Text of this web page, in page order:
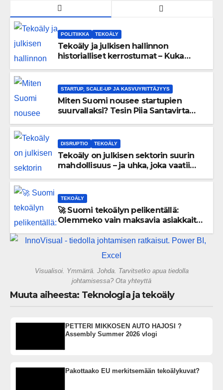
POLITIIKKA TEKOÄLY
Tekoäly ja julkisen hallinnon
historialliset kerrostumat – Kuka
STARTUP, SCALE-UP JA KASVUYRITTÄJYYS
Miten Suomi nousee startupien
suurvallaksi? Tesin Piia Santavirta
DISRUPTIO TEKOÄLY
Tekoäly on julkisen sektorin suurin
mahdollisuus – ja uhka, joka vaatii
TEKOÄLY
🚀 Suomi tekoälyn pelikentällä:
Olemmeko vain maksavia asiakkaita
gigatehtaan?
Visualisoi. Ymmärrä. Johda. Tarvitsetko apua tiedolla
johtamisessa? Ota yhteyttä
Muuta aiheesta: Teknologia ja tekoäly
PETTERI MIKKOSEN AUTO HAJOSI ?
Assembly Summer 2026 vlogi
Pakottaako EU merkitsemään tekoälykuvat?